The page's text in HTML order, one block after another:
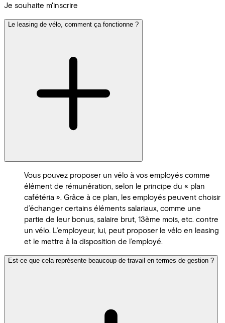
Je souhaite m'inscrire
Le leasing de vélo, comment ça fonctionne ?
Vous pouvez proposer un vélo à vos employés comme
élément de rémunération, selon le principe du « plan
cafétéria ». Grâce à ce plan, les employés peuvent choisir
d’échanger certains éléments salariaux, comme une
partie de leur bonus, salaire brut, 13ème mois, etc. contre
un vélo. L’employeur, lui, peut proposer le vélo en leasing
et le mettre à la disposition de l’employé.
Est-ce que cela représente beaucoup de travail en termes de gestion ?